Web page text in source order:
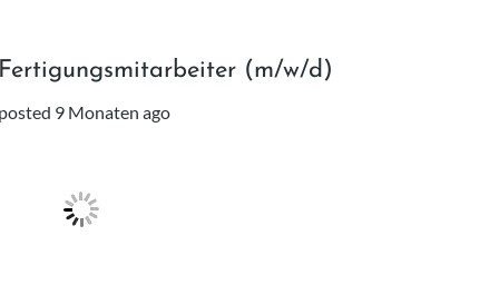
(m/w/d)
9 Monaten ago